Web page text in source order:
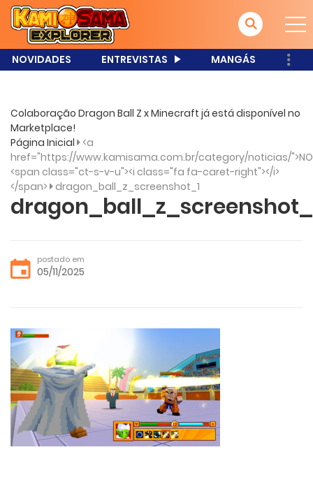
NOVIDADES ENTREVISTAS MANGÁS
Colaboração Dragon Ball Z x Minecraft já está disponível no
Marketplace!
Página Inicial <a
href="https://www.kamisama.com.br/category/noticias/
<span class="ct-s-v-u"><i class="fa fa-caret-right"></i>
</span> dragon_ball_z_screenshot_1
postado em
05/11/2025